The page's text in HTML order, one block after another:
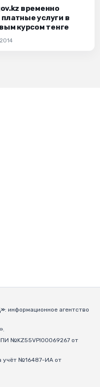
временно
услуги в
курсом тенге
: информационное агентство
№KZ55VPI00069267 от
учёт №16487-ИА от